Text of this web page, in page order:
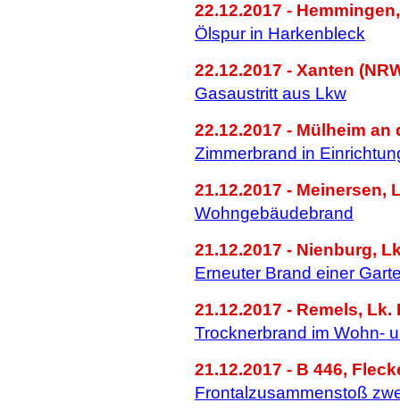
22.12.2017 -
Ölspur in Harkenbleck
22.12.2017 - Xanten
Gasaustritt aus Lkw
22.12.2017 - Mülheim an
Zimmerbrand in
21.12.2017 - Meinersen,
Wohngebäudebrand
21.12.2017 - Nienburg,
Erneuter Brand einer
21.12.2017 - Remels, Lk.
Trocknerbrand im Wohn-
21.12.2017 - B 446,
Frontalzusammenstoß